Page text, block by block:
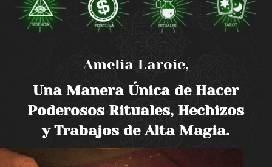
Amelia Laroie,
Una Manera Única de Hacer
Poderosos Rituales, Hechizos
y Trabajos de Alta Magia.